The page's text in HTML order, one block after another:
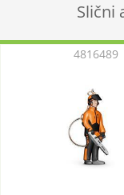
Slični
4816489